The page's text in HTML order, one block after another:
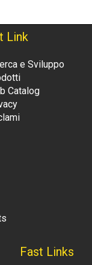
Link
e Sviluppo
Catalog
Fast Links